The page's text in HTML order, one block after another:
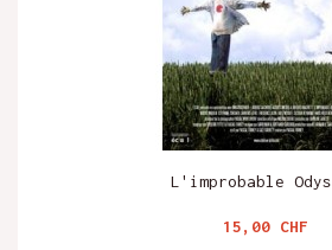
L'improbable
Prix
15,00 CHF